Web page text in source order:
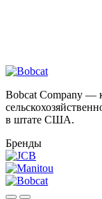
Bobcat Company —
в штате США.
Бренды